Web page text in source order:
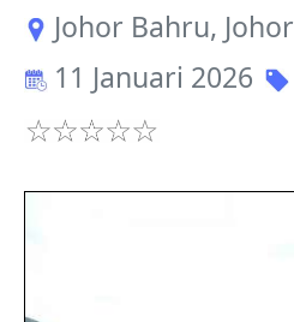
Johor Bahru, Johor
11 Januari 2026